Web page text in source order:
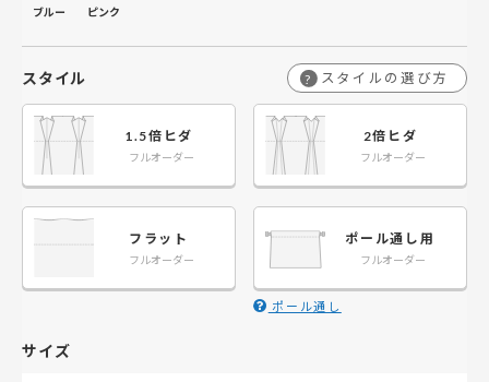
ブルー ピンク
スタイル ? スタイルの選び方
1.5倍ヒダ
フルオーダー
2倍ヒダ
フルオーダー
フラット
フルオーダー
ポール通し用
フルオーダー
ポール通し
サイズ